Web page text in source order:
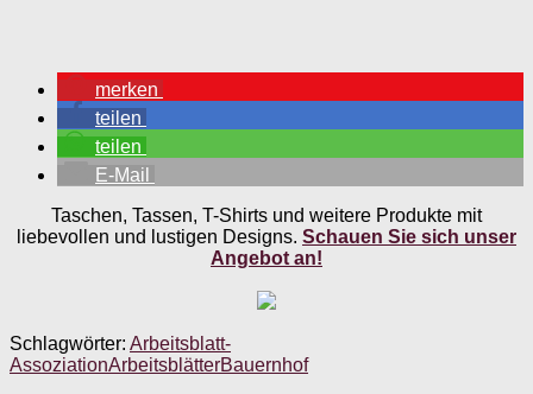
merken
teilen
teilen
E-Mail
Taschen, Tassen, T-Shirts und weitere Produkte mit
liebevollen und lustigen Designs. Schauen Sie sich unser
Angebot an!
Schlagwörter: Arbeitsblatt-
AssoziationArbeitsblätterBauernhof